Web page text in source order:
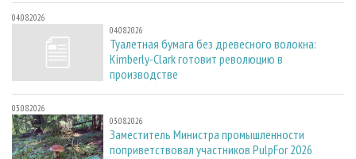
04.08.2026
04.08.2026
Туалетная бумага без древесного волокна:
Kimberly-Clark готовит революцию в
производстве
03.08.2026
03.08.2026
Заместитель Министра промышленности
поприветствовал участников PulpFor 2026